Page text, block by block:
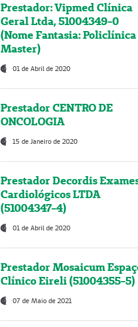
Prestador: Vipmed Clínica
Geral Ltda, 51004349-0
(Nome Fantasia: Policlínica
Master)
01 de Abril de 2020
Prestador CENTRO DE
ONCOLOGIA
15 de Janeiro de 2020
Prestador Decordis
Cardiológicos LTDA
(51004347-4)
01 de Abril de 2020
Prestador Mosaicum
Clínico Eireli (51004355-5)
07 de Maio de 2021